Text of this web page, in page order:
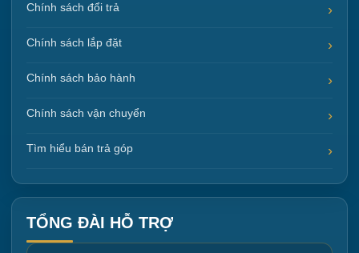
Chính sách đổi trả
Chính sách lắp đặt
Chính sách bảo hành
Chính sách vận chuyển
Tìm hiểu bán trả góp
TỔNG ĐÀI HỖ TRỢ